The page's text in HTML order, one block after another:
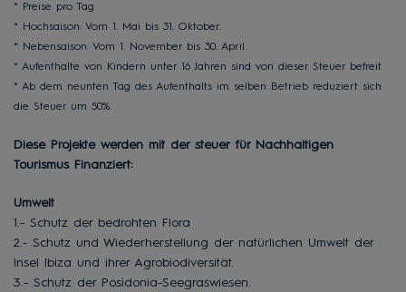
* Preise pro Tag
* Hochsaison: Vom 1. Mai bis 31. Oktober.
* Nebensaison: Vom 1. November bis 30. April.
* Aufenthalte von Kindern unter 16 Jahren sind von dieser Steuer befreit.
* Ab dem neunten Tag des Aufenthalts im selben Betrieb reduziert sich
die Steuer um 50%.
Diese Projekte werden mit der steuer für Nachhaltigen
Tourismus Finanziert:
Umwelt
1.- Schutz der bedrohten Flora
2.- Schutz und Wiederherstellung der natürlichen Umwelt der
Insel Ibiza und ihrer Agrobiodiversität.
3.- Schutz der Posidonia-Seegraswiesen.